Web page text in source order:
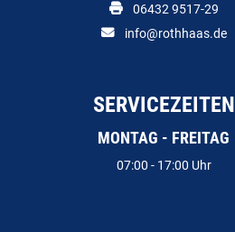
06432 9517-29
info@rothhaas.de
SERVICEZEITEN
MONTAG - FREITAG
07:00 - 17:00 Uhr